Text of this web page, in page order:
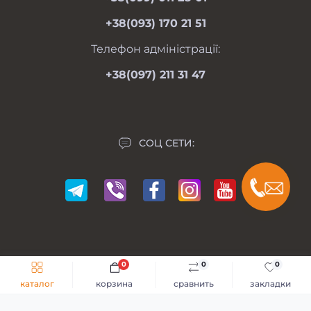
каталог сравнить
0
закладки
0
корзина
0
Связаться с нами+38(093) 170 21 51
Телефон адміністрації:
+38(097) 211 31 47
СОЦ СЕТИ:
Мій Мотоблок © 2014-2026
Разработка сайта -
GKS Веб-Студия